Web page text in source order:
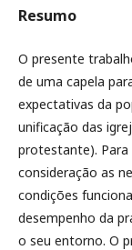
Resumo
O presente
de uma capela
expectativas da
unificação das
protestante).
consideração as
condições
desempenho da
o seu entorno. O